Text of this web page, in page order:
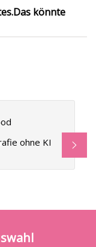
Das könnte
ohne KI